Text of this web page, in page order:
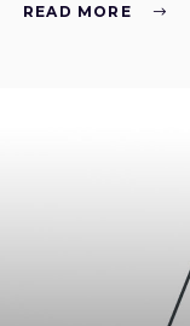
READ MORE